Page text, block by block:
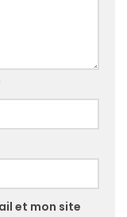
et mon site